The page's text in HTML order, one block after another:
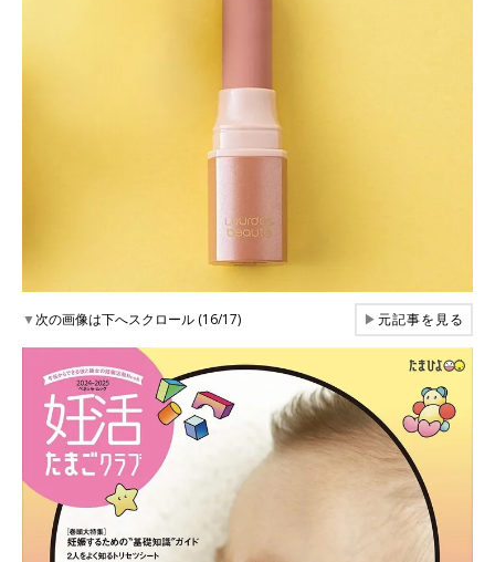
▼次の画像は下へスクロール (16/17) ▶元記事を見る